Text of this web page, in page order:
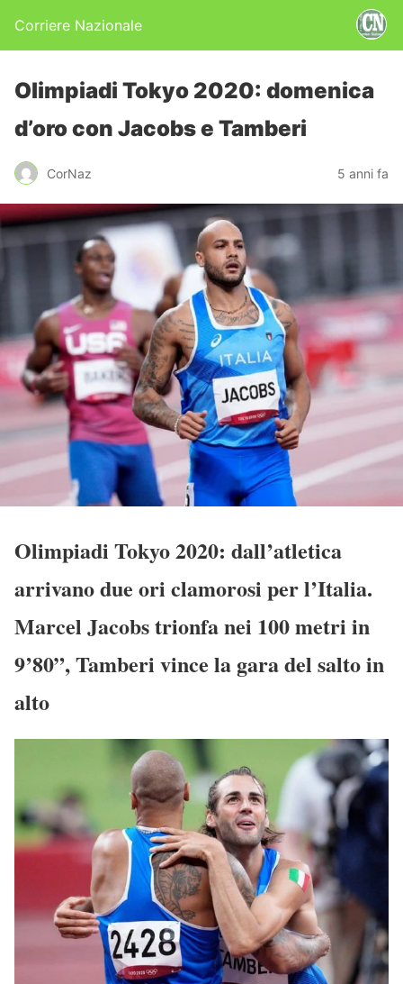
Corriere Nazionale
Olimpiadi Tokyo 2020: domenica
d’oro con Jacobs e Tamberi
CorNaz 5 anni fa
Olimpiadi Tokyo 2020: dall’atletica
arrivano due ori clamorosi per l’Italia.
Marcel Jacobs trionfa nei 100 metri in
9’80”, Tamberi vince la gara del salto in
alto